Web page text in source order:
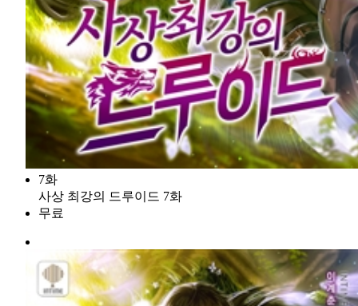
7화
사상 최강의 드루이드 7화
무료